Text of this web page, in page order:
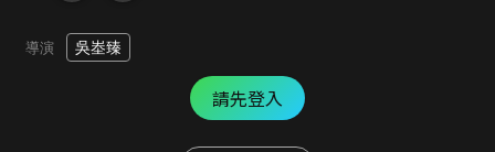
導演 吳峚臻
請先登入